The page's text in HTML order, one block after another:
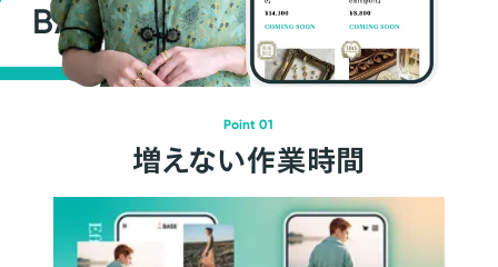
BASEが強い3つの理由
Point 01
増えない作業時間